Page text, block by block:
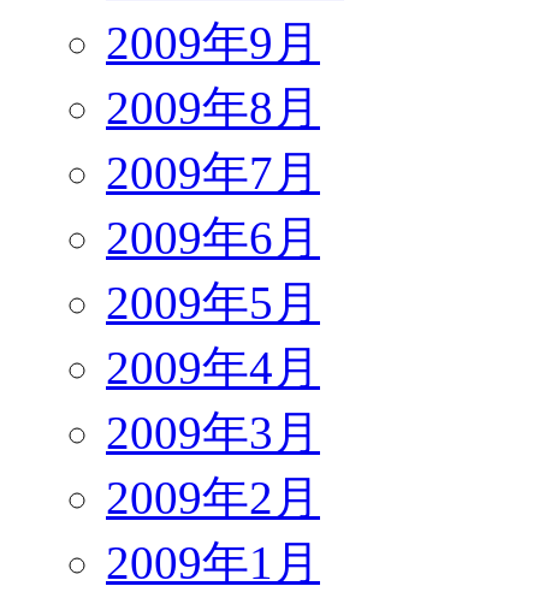
2009年9月
2009年8月
2009年7月
2009年6月
2009年5月
2009年4月
2009年3月
2009年2月
2009年1月